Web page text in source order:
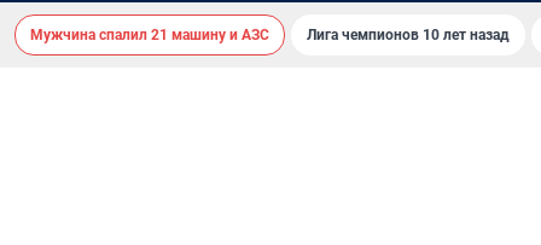
Мужчина спалил 21 машину и АЗС Лига чемпионов 10 лет назад